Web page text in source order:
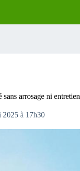
arrosage ni entretien
2025 à 17h30